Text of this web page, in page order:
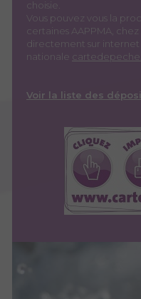
choisie.
Vous pouvez vous la
certaines AAPPMA,
directement sur
nationale
Voir la liste des